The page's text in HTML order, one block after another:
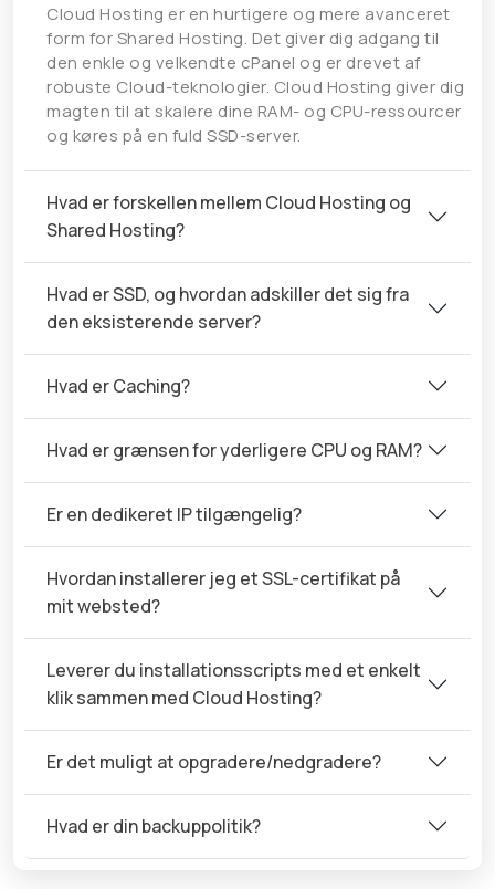
Cloud Hosting er en hurtigere og mere avanceret
form for Shared Hosting. Det giver dig adgang til
den enkle og velkendte cPanel og er drevet af
robuste Cloud-teknologier. Cloud Hosting giver dig
magten til at skalere dine RAM- og CPU-ressourcer
og køres på en fuld SSD-server.
Hvad er forskellen mellem Cloud Hosting og
Shared Hosting?
Hvad er SSD, og ​​hvordan adskiller det sig fra
den eksisterende server?
Hvad er Caching?
Hvad er grænsen for yderligere CPU og RAM?
Er en dedikeret IP tilgængelig?
Hvordan installerer jeg et SSL-certifikat på
mit websted?
Leverer du installationsscripts med et enkelt
klik sammen med Cloud Hosting?
Er det muligt at opgradere/nedgradere?
Hvad er din backuppolitik?